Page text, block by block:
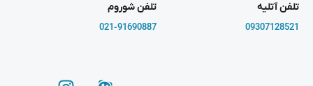
تلفن آتلیه
09307128521
تلفن شوروم
021-91690887